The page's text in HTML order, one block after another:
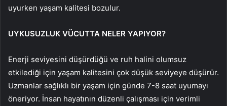
uyurken yaşam kalitesi bozulur.
UYKUSUZLUK VÜCUTTA NELER YAPIYOR?
Enerji seviyesini düşürdüğü ve ruh halini olumsuz
etkilediği için yaşam kalitesini çok düşük seviyeye düşürür.
Uzmanlar sağlıklı bir yaşam için günde 7-8 saat uyumayı
öneriyor. İnsan hayatının düzenli çalışması için verimli